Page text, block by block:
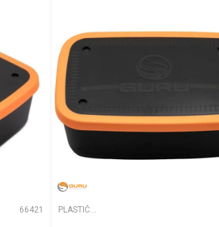
66421 PLASTIČNE KUTIJE